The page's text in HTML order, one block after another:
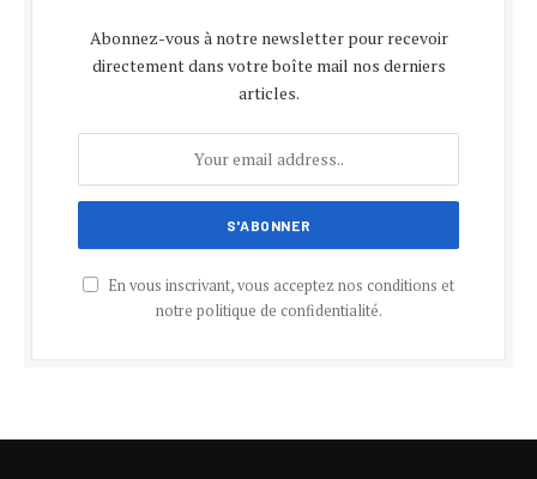
Abonnez-vous à notre newsletter pour recevoir
directement dans votre boîte mail nos derniers
articles.
En vous inscrivant, vous acceptez nos conditions et
notre politique de confidentialité.